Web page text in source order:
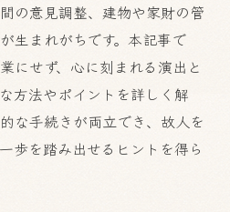
の意見調整、建物や家財の管
生まれがちです。本記事で
にせず、心に刻まれる演出と
方法やポイントを詳しく解
な手続きが両立でき、故人を
歩を踏み出せるヒントを得ら